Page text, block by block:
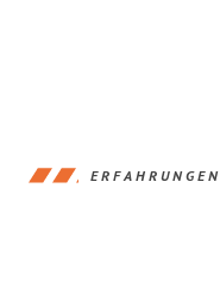
ERFAHRUNGEN